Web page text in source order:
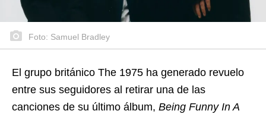
Foto: Samuel Bradley
El grupo británico The 1975 ha generado revuelo
entre sus seguidores al retirar una de las
canciones de su último álbum, Being Funny In A